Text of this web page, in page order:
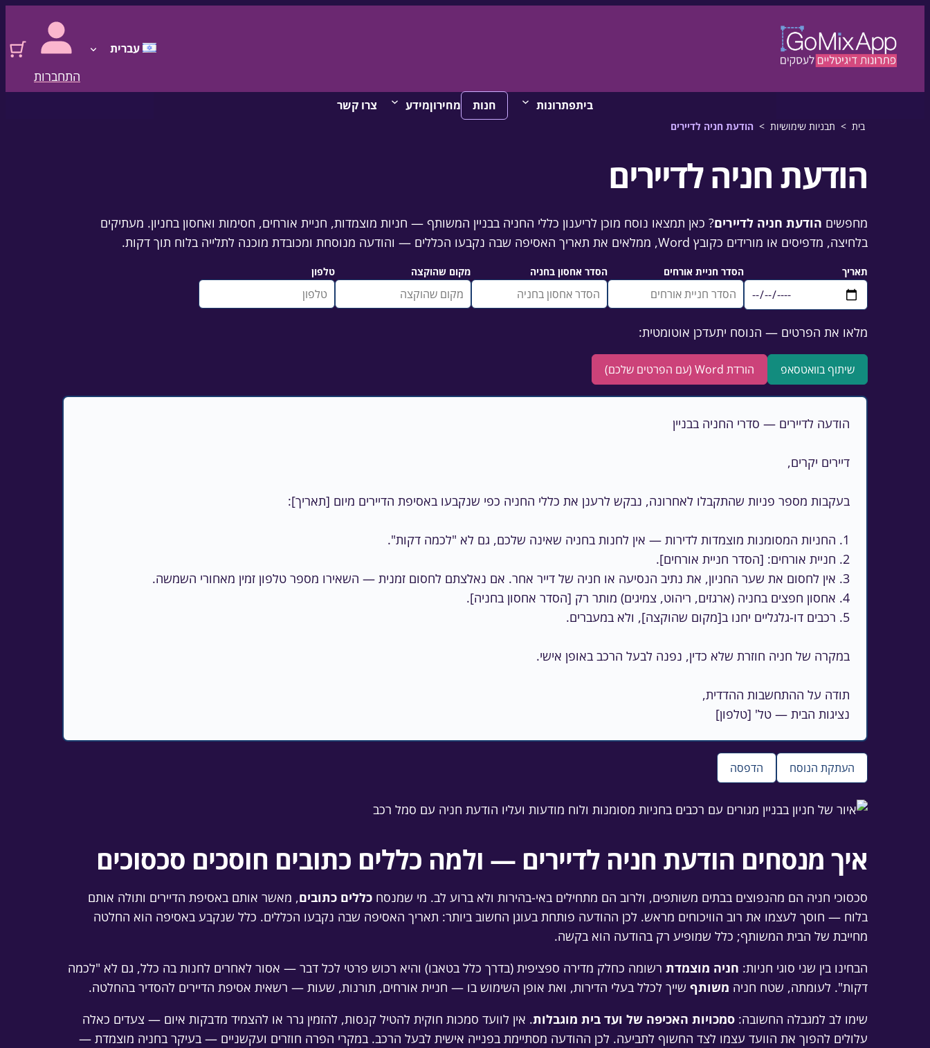
עברית
התחברות
ביתפתרונות חנות מחירוןמידע צרו קשר
בית > תבניות שימושיות > הודעת חניה לדיירים
הודעת חניה לדיירים
מחפשים הודעת חניה לדיירים? כאן תמצאו נוסח מוכן לריענון כללי החניה בבניין המשותף — חניות מוצמדות, חניית אורחים, חסימות ואחסון בחניון. מעתיקים
בלחיצה, מדפיסים או מורידים כקובץ Word, ממלאים את תאריך האסיפה שבה נקבעו הכללים — והודעה מנוסחת ומכובדת מוכנה לתלייה בלוח תוך דקות.
תאריך הסדר חניית אורחים הסדר אחסון בחניה מקום שהוקצה טלפון
מלאו את הפרטים — הנוסח יתעדכן אוטומטית:
שיתוף בוואטסאפ הורדת Word (עם הפרטים שלכם)
נציגות הבית — טל' [טלפון]
העתקת הנוסח הדפסה
איך מנסחים הודעת חניה לדיירים — ולמה כללים כתובים חוסכים סכסוכים
סכסוכי חניה הם מהנפוצים בבתים משותפים, ולרוב הם מתחילים באי-בהירות ולא ברוע לב. מי שמנסח כללים כתובים, מאשר אותם באסיפת הדיירים ותולה אותם
בלוח — חוסך לעצמו את רוב הוויכוחים מראש. לכן ההודעה פותחת בעוגן החשוב ביותר: תאריך האסיפה שבה נקבעו הכללים. כלל שנקבע באסיפה הוא החלטה
מחייבת של הבית המשותף; כלל שמופיע רק בהודעה הוא בקשה.
הבחינו בין שני סוגי חניות: חניה מוצמדת רשומה כחלק מדירה ספציפית (בדרך כלל בטאבו) והיא רכוש פרטי לכל דבר — אסור לאחרים לחנות בה כלל, גם לא "לכמה
דקות". לעומתה, שטח חניה משותף שייך לכלל בעלי הדירות, ואת אופן השימוש בו — חניית אורחים, תורנות, שעות — רשאית אסיפת הדיירים להסדיר בהחלטה.
שימו לב למגבלה החשובה: סמכויות האכיפה של ועד בית מוגבלות. אין לוועד סמכות חוקית להטיל קנסות, להזמין גרר או להצמיד מדבקות איום — צעדים כאלה
עלולים להפוך את הוועד עצמו לצד החשוף לתביעה. לכן ההודעה מסתיימת בפנייה אישית לבעל הרכב. במקרי הפרה חוזרים ועקשניים — בעיקר בחניה מוצמדת —